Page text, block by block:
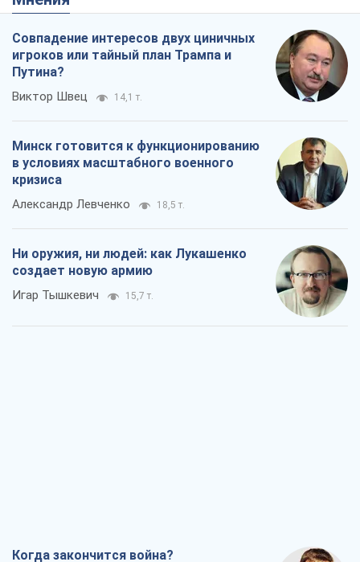
Совпадение интересов двух циничных
игроков или тайный план Трампа и
Путина?
Виктор Швец 14,1 т.
Минск готовится к функционированию
в условиях масштабного военного
кризиса
Александр Левченко 18,5 т.
Ни оружия, ни людей: как Лукашенко
создает новую армию
Игар Тышкевич 15,7 т.
Когда закончится война?